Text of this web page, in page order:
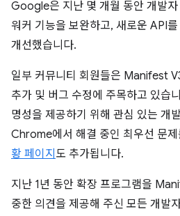
Google은 지난 몇 개월 동안 개발
워커 기능을 보완하고, 새로운 API
개선했습니다.
일부 커뮤니티 회원들은 Manifest
추가 및 버그 수정에 주목하고 있습
명성을 제공하기 위해 관심 있는 개
Chrome에서 해결 중인 최우선 문
황 페이지 도 추가됩니다.
지난 1년 동안 확장 프로그램을
중한 의견을 제공해 주신 모든 개발